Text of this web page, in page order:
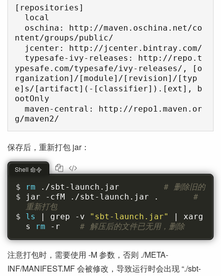
[repositories]
ntent/groups/public/
ypesafe.com/typesafe/ivy-releases/, [o
rganization]/[module]/[revision]/[typ
e]s/[artifact](-[classifier]).[ext], b
ootOnly
保存后，重新打包 jar：
rm ./sbt-launch.jar # 删除旧的
jar -cfM ./sbt-launch.jar . #
重新打包
ls
| grep -v "sbt-launch.jar"
| xarg
s
rm -r # 解压后的文件已无用，删除
Shell 命令
注意打包时，需要使用 -M 参数，否则 ./META-
INF/MANIFEST.MF 会被修改，导致运行时会出现 “./sbt-